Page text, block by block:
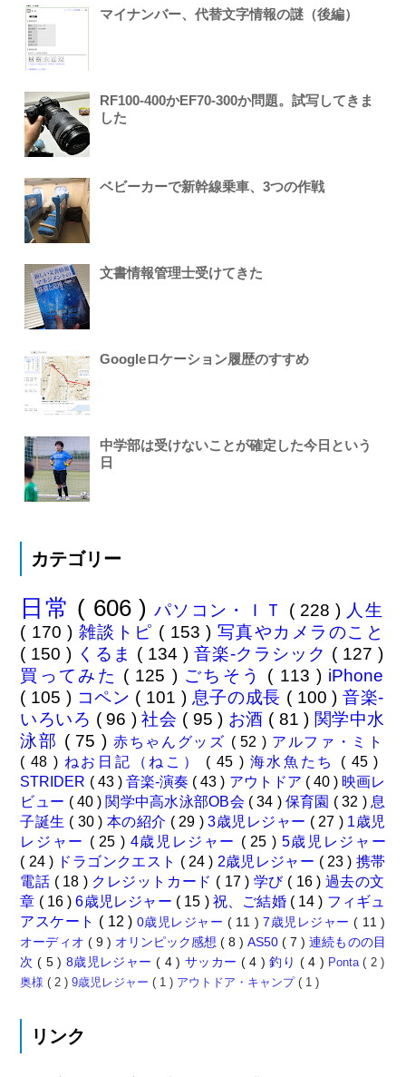
マイナンバー、代替文字情報の謎（後編）
RF100-400かEF70-300か問題。試写してきま
した
ベビーカーで新幹線乗車、3つの作戦
文書情報管理士受けてきた
Googleロケーション履歴のすすめ
中学部は受けないことが確定した今日という
日
カテゴリー
日常 ( 606 )パソコン・ＩＴ ( 228 ) 人生
( 170 ) 雑談トピ ( 153 ) 写真やカメラのこと
( 150 ) くるま ( 134 ) 音楽-クラシック ( 127 )
買ってみた ( 125 ) ごちそう ( 113 ) iPhone
( 105 ) コペン ( 101 ) 息子の成長 ( 100 )音楽-
いろいろ ( 96 )社会 ( 95 ) お酒 ( 81 ) 関学中水
泳部 ( 75 ) 赤ちゃんグッズ ( 52 ) アルファ・ミト
( 48 ) ねお日記（ねこ） ( 45 ) 海水魚たち ( 45 )
STRIDER ( 43 ) 音楽-演奏 ( 43 ) アウトドア ( 40 ) 映画レ
ビュー ( 40 ) 関学中高水泳部OB会 ( 34 ) 保育園 ( 32 ) 息
子誕生 ( 30 ) 本の紹介 ( 29 )3歳児レジャー ( 27 ) 1歳児
レジャー ( 25 ) 4歳児レジャー ( 25 ) 5歳児レジャー
( 24 ) ドラゴンクエスト ( 24 ) 2歳児レジャー ( 23 ) 携帯
電話 ( 18 ) クレジットカード ( 17 ) 学び ( 16 ) 過去の文
章 ( 16 )6歳児レジャー ( 15 ) 祝、ご結婚 ( 14 ) フィギュ
アスケート ( 12 ) 0歳児レジャー ( 11 )7歳児レジャー( 11 )
オーディオ ( 9 ) オリンピック感想( 8 )AS50( 7 )連続ものの目
次( 5 ) 8歳児レジャー( 4 ) サッカー ( 4 )釣り ( 4 ) Ponta( 2 )
奥様( 2 )9歳児レジャー( 1 ) アウトドア・キャンプ( 1 )
リンク